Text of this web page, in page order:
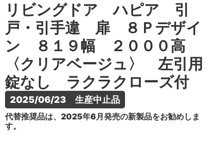
リビングドア ハピア 引
戸・引手違 扉 ８Ｐデザイ
ン ８１９幅 ２０００高
〈クリアベージュ〉 左引用
錠なし ラクラクローズ付
2025/06/23　生産中止品
代替推奨品は、2025年6月発売の新製品をお勧めしま
す。